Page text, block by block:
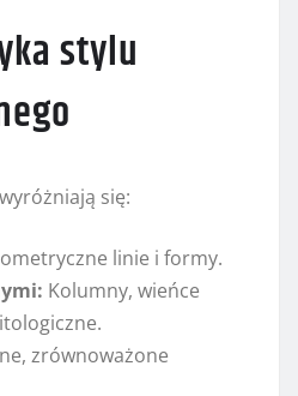
stylu
się:
linie i formy.
Kolumny, wieńce
zrównoważone